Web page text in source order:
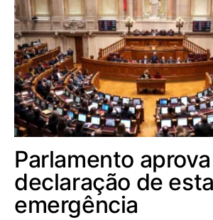
Parlamento aprova
declaração de
emergência